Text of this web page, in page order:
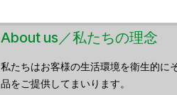
About us／私たちの理念
私たちはお客様の生活環境を衛生的に
品をご提供してまいります。